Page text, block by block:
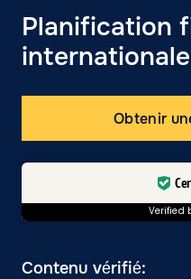
Planification
Obtenir
Verified
Contenu vérifié: